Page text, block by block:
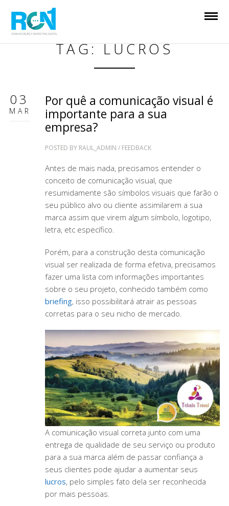
TAG: LUCROS
03
MAR
Por quê a comunicação visual é
importante para a sua
empresa?
POSTED BY RAUL_ADMIN / FEEDBACK
Antes de mais nada, precisamos entender o
conceito de comunicação visual, que
resumidamente são símbolos visuais que farão o
seu público alvo ou cliente assimilarem a sua
marca assim que virem algum símbolo, logotipo,
letra, etc específico.
Porém, para a construção desta comunicação
visual ser realizada de forma efetiva, precisamos
fazer uma lista com informações importantes
sobre o seu projeto, conhecido também como
briefing, isso possibilitará atrair as pessoas
corretas para o seu nicho de mercado.
A comunicação visual correta junto com uma
entrega de qualidade de seu serviço ou produto
para a sua marca além de passar confiança a
seus clientes pode ajudar a aumentar seus
lucros, pelo simples fato dela ser reconhecida
por mais pessoas.